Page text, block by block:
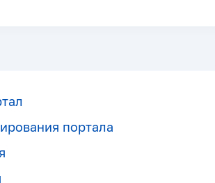
портала